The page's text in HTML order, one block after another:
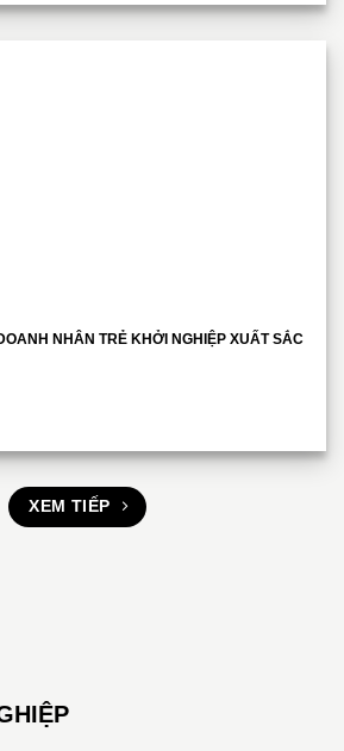
NHÂN TRẺ KHỞI NGHIỆP XUẤT SẮC
XEM TIẾP